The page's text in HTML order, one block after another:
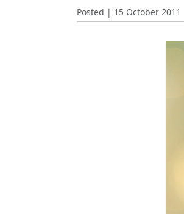
Posted | 15 October 2011